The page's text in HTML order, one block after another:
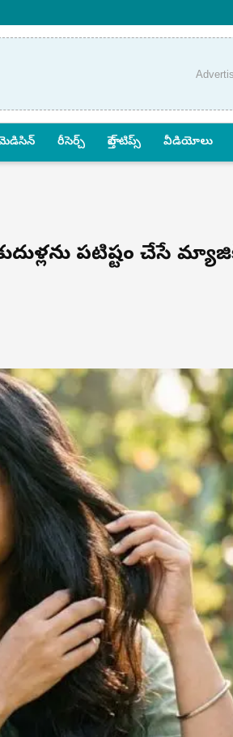
మెడిసిన్ రీసెర్చ్ హెల్త్‌ టిప్స్‌ వీడియోలు
పటిష్టం చేసే